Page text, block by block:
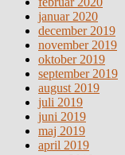
januar 2020
december 2019
november 2019
oktober 2019
september 2019
august 2019
juli 2019
juni 2019
maj 2019
april 2019